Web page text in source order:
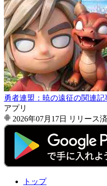
勇者連盟：暁の遠征の関連記
アプリ
2026年07月17日
リリース済
トップ